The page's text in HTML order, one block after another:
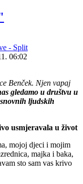
- Split
06:02
Benček. Njen vapaj
gledamo u društvu u
ljudskih
usmjeravala u život
mojoj djeci i mojim
majka i baka,
sto sam vas krivo